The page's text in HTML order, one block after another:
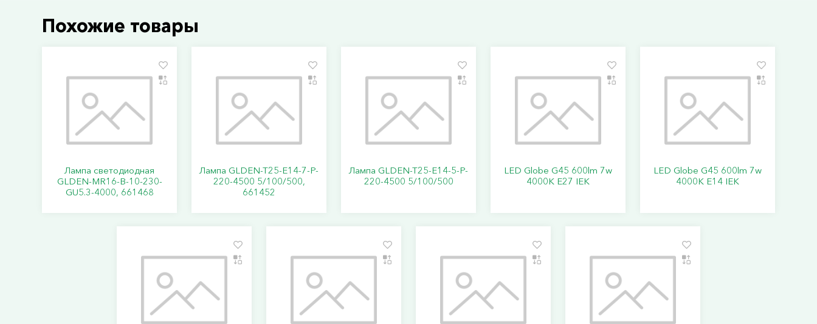
Похожие товары
Лампа светодиодная
GLDEN-MR16-B-10-230-
GU5.3-4000, 661468
Лампа GLDEN-T25-E14-7-P-
220-4500 5/100/500,
661452
Лампа GLDEN-T25-E14-5-P-
220-4500 5/100/500
LED Globe G45 600lm 7w
4000K E27 IEK
LED Globe G45 600lm 7w
4000K E14 IEK